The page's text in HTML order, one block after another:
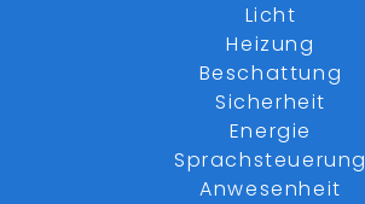
Licht
Heizung
Beschattung
Sicherheit
Energie
Sprachsteuerung
Anwesenheit